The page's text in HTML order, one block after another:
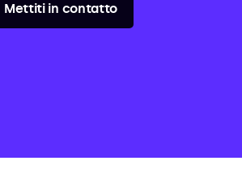
Mettiti in contatto